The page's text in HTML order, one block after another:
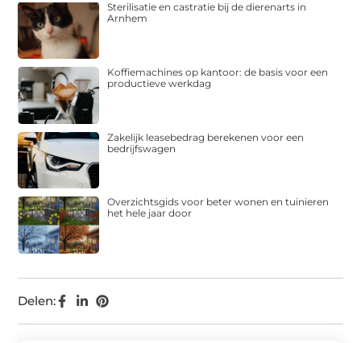
Delen:
Sterilisatie en castratie bij de dierenarts in
Arnhem
Koffiemachines op kantoor: de basis voor een
productieve werkdag
Zakelijk leasebedrag berekenen voor een
bedrijfswagen
Overzichtsgids voor beter wonen en tuinieren
het hele jaar door